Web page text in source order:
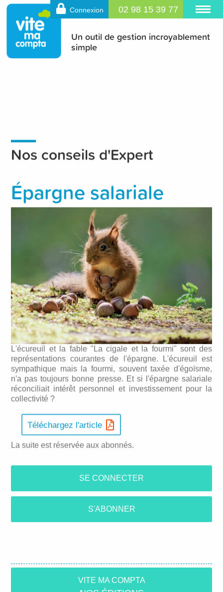
Un outil de gestion incroyablement
simple
Connexion 02 98 15 39 77
Nos conseils d'Expert
Épargne salariale
L'écureuil et la fable "La cigale et la fourmi" sont des
représentations courantes de l'épargne. L'écureuil est
sympathique mais la fourmi, souvent taxée d'égoïsme,
n'a pas toujours bonne presse. Et si l'épargne salariale
réconciliait intérêt personnel et investissement pour la
collectivité ?
Téléchargez l'article
La suite est réservée aux abonnés.
SE CONNECTER
S'ABONNER
VITE MA COMPTA